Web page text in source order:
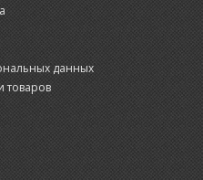
данных
товаров